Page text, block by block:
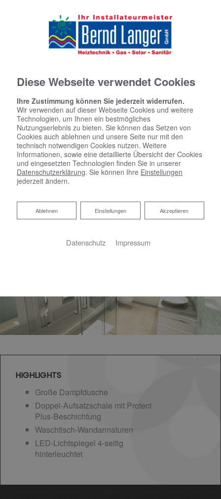
Startseite »Bad»Badinspiration & Musterbäder»Luxus-Bad 7 ㎡
HIGHLIGHTS
Große Dampfdusche
Doppel-Aufsatzschale mit Protect
Plus-Beschichtung
Waschtisch-Wandarmaturen
LED-Lichtspiegel 4-seitig
hinterleuchtet
Diese Webseite verwendet Cookies
Ihre Zustimmung können Sie jederzeit widerrufen.
Wir verwenden auf dieser Webseite Cookies und weitere
Technologien, um Ihnen ein bestmögliches
Nutzungserlebnis zu bieten. Sie können das Setzen von
Cookies auch ablehnen und unsere Seite nur mit den
technisch notwendigen Cookies nutzen. Weitere
Informationen, sowie eine detaillierte Übersicht der Cookies
und eingesetzten Technologien finden Sie in unserer
Datenschutzerklärung. Sie können Ihre Einstellungen
jederzeit ändern.
Akzeptieren
Einstellungen
Ablehnen
Ablehnen
Datenschutz Impressum